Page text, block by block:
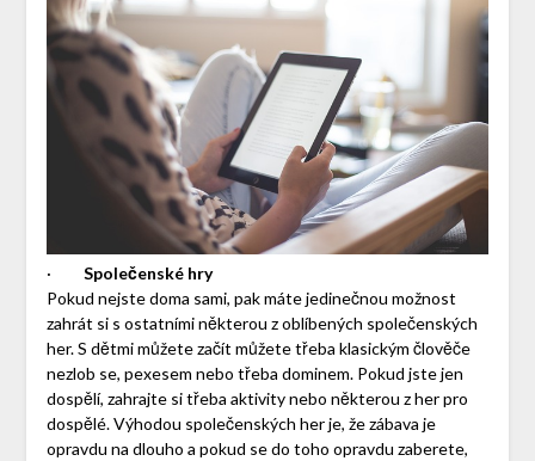
· Společenské hry
Pokud nejste doma sami, pak máte jedinečnou možnost
zahrát si s ostatními některou z oblíbených společenských
her. S dětmi můžete začít můžete třeba klasickým člověče
nezlob se, pexesem nebo třeba dominem. Pokud jste jen
dospělí, zahrajte si třeba aktivity nebo některou z her pro
dospělé. Výhodou společenských her je, že zábava je
opravdu na dlouho a pokud se do toho opravdu zaberete,